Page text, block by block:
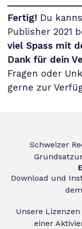
Fertig! Du
Publisher 2021
viel Spass mit
Dank für dein
Fragen oder
gerne zur
Schweizer
Download und
Unsere
einer